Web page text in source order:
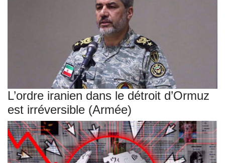
L’ordre iranien dans le détroit d’Ormuz
est irréversible (Armée)